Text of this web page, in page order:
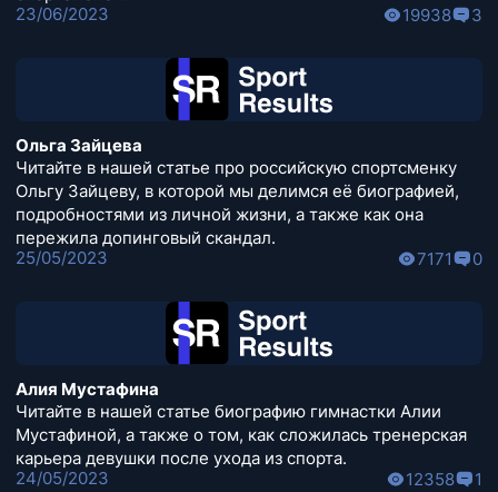
23/06/2023
19938 3
Ольга Зайцева
Читайте в нашей статье про российскую спортсменку
Ольгу Зайцеву, в которой мы делимся её биографией,
подробностями из личной жизни, а также как она
пережила допинговый скандал.
25/05/2023
7171 0
Алия Мустафина
Читайте в нашей статье биографию гимнастки Алии
Мустафиной, а также о том, как сложилась тренерская
карьера девушки после ухода из спорта.
24/05/2023
12358 1